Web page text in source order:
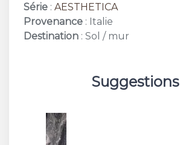
Série : AESTHETICA
Provenance : Italie
Destination : Sol / mur
Suggestions